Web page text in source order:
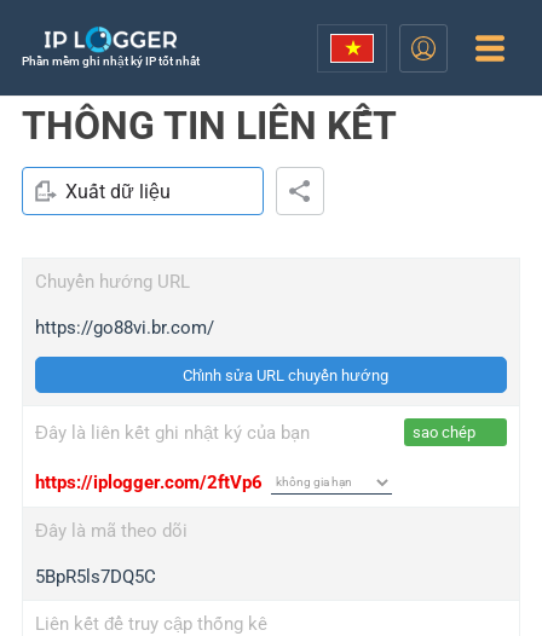
Phần mềm ghi nhật ký IP tốt nhất
THÔNG TIN LIÊN KẾT
Xuất dữ liệu
Chuyển hướng URL
https://go88vi.br.com/
Chỉnh sửa URL chuyển hướng
Đây là liên kết ghi nhật ký của bạn sao chép
https://iplogger.com/2ftVp6
Đây là mã theo dõi
5BpR5ls7DQ5C
Liên kết để truy cập thống kê